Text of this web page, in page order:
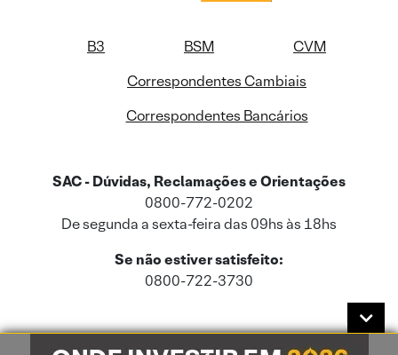
B3 BSM
CVM
Correspondentes Cambiais
Correspondentes Bancários
SAC - Dúvidas, Reclamações e Orientações
0800-772-0202
De segunda a sexta-feira das 09hs às 18hs
Se não estiver satisfeito:
0800-722-3730
Este site usa cookies e dados pessoais de acordo com a nossaPolítica de